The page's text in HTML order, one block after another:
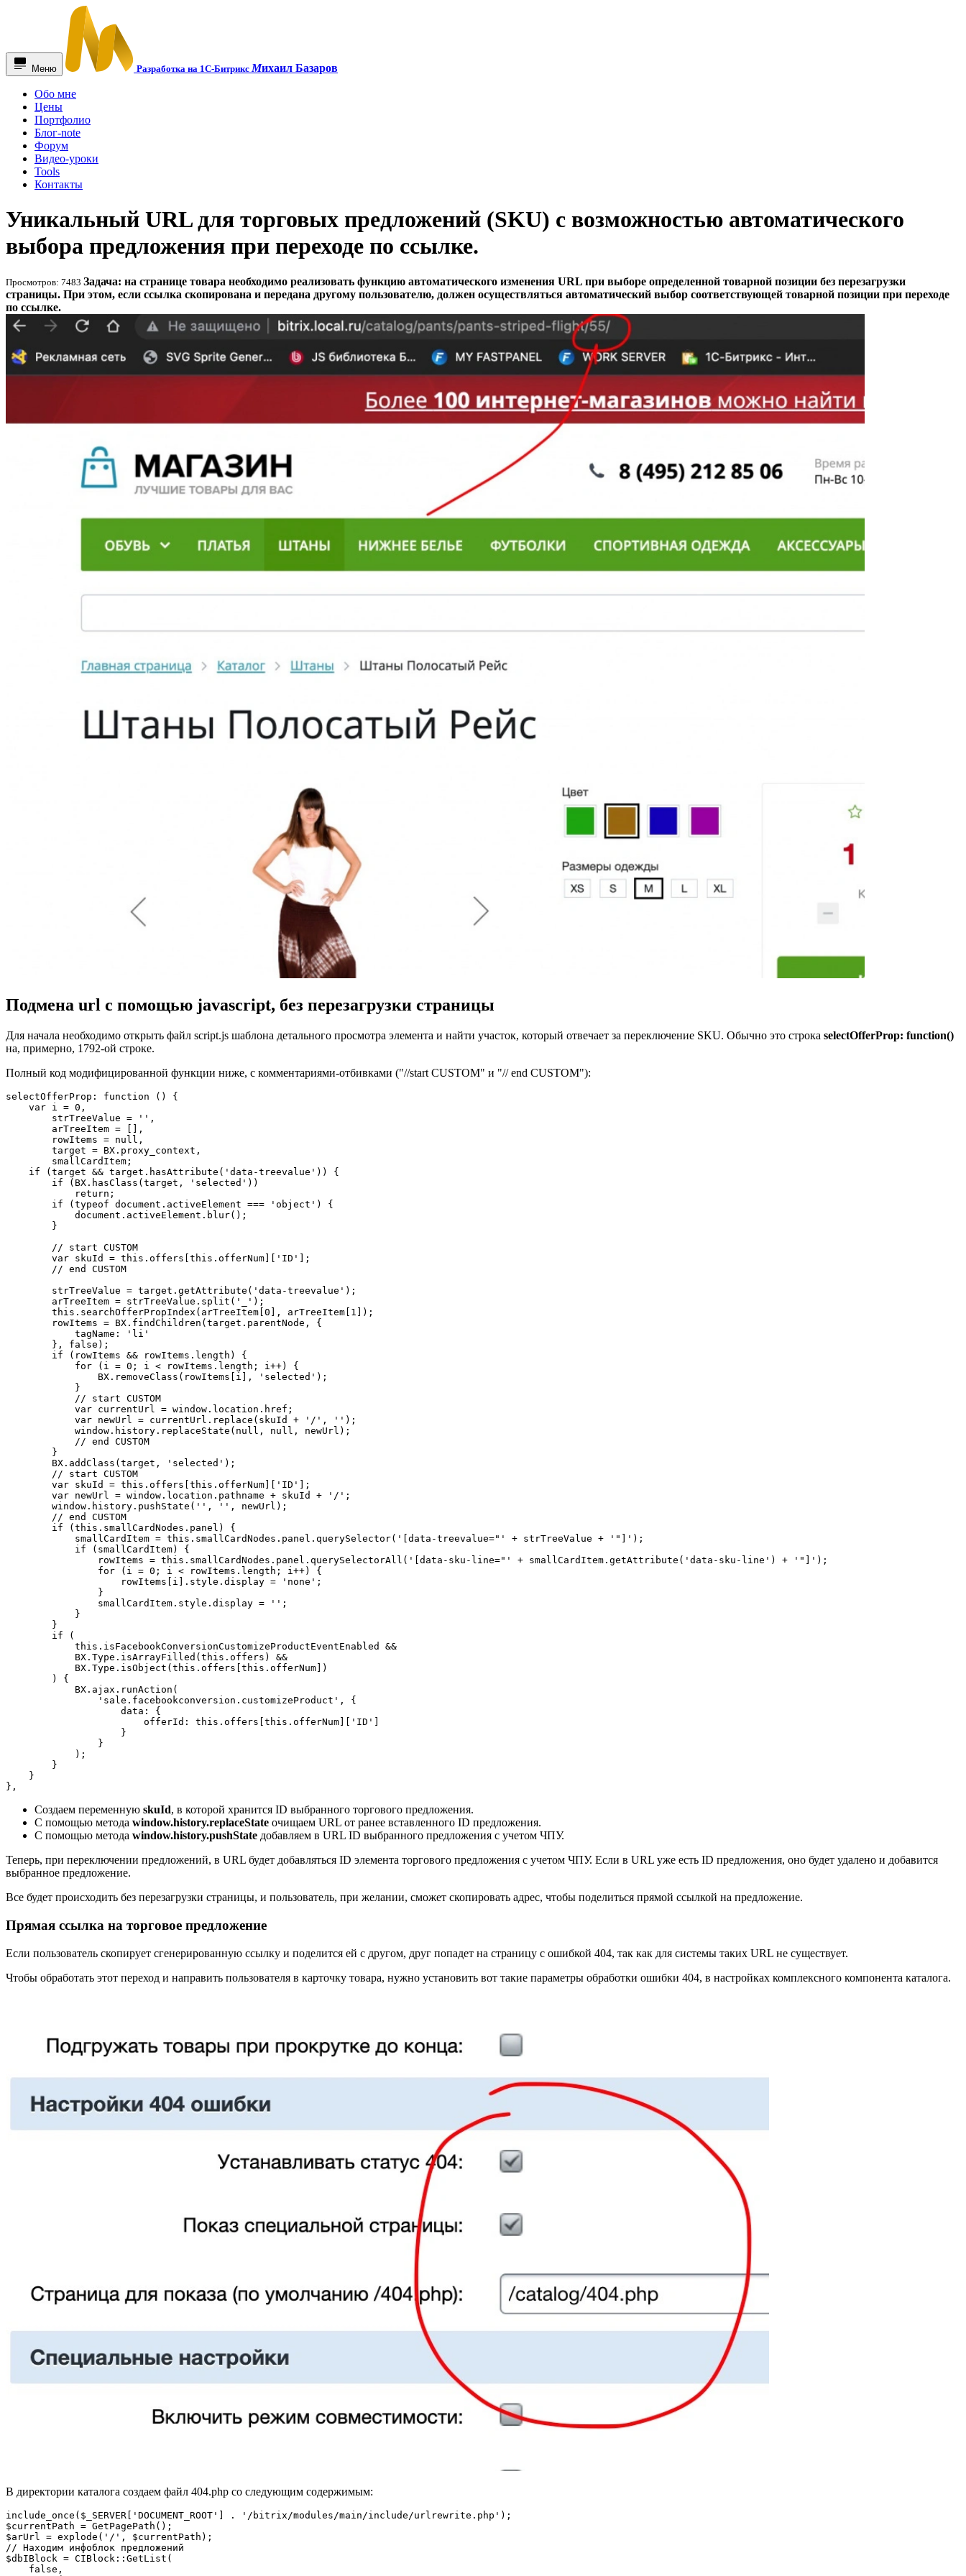
Меню Разработка на 1С-БитриксМихаил Базаров
Обо мне
Цены
Портфолио
Блог-note
Форум
Видео-уроки
Tools
Контакты
Уникальный URL для торговых предложений (SKU) с возможностью автоматического
выбора предложения при переходе по ссылке.
Просмотров: 7483 Задача: на странице товара необходимо реализовать функцию автоматического изменения URL при выборе определенной товарной позиции без перезагрузки
страницы. При этом, если ссылка скопирована и передана другому пользователю, должен осуществляться автоматический выбор соответствующей товарной позиции при переходе
по ссылке.
Подмена url с помощью javascript, без перезагрузки страницы
Для начала необходимо открыть файл script.js шаблона детального просмотра элемента и найти участок, который отвечает за переключение SKU. Обычно это строка selectOfferProp: function()
на, примерно, 1792-ой строке.
Полный код модифицированной функции ниже, с комментариями-отбивками ("//start CUSTOM" и "// end CUSTOM"):
selectOfferProp: function () {
    var i = 0,
        strTreeValue = '',
        arTreeItem = [],
        rowItems = null,
        target = BX.proxy_context,
        smallCardItem;
    if (target && target.hasAttribute('data-treevalue')) {
        if (BX.hasClass(target, 'selected'))
            return;
        if (typeof document.activeElement === 'object') {
            document.activeElement.blur();
        }
        // start CUSTOM
        var skuId = this.offers[this.offerNum]['ID'];
        // end CUSTOM
        strTreeValue = target.getAttribute('data-treevalue');
        arTreeItem = strTreeValue.split('_');
        this.searchOfferPropIndex(arTreeItem[0], arTreeItem[1]);
        rowItems = BX.findChildren(target.parentNode, {
            tagName: 'li'
        }, false);
        if (rowItems && rowItems.length) {
            for (i = 0; i < rowItems.length; i++) {
                BX.removeClass(rowItems[i], 'selected');
            }
            // start CUSTOM
            var currentUrl = window.location.href;
            var newUrl = currentUrl.replace(skuId + '/', '');
            window.history.replaceState(null, null, newUrl);
            // end CUSTOM
        }
        BX.addClass(target, 'selected');
        // start CUSTOM
        var skuId = this.offers[this.offerNum]['ID'];
        var newUrl = window.location.pathname + skuId + '/';
        window.history.pushState('', '', newUrl);
        // end CUSTOM
        if (this.smallCardNodes.panel) {
            smallCardItem = this.smallCardNodes.panel.querySelector('[data-treevalue="' + strTreeValue + '"]');
            if (smallCardItem) {
                rowItems = this.smallCardNodes.panel.querySelectorAll('[data-sku-line="' + smallCardItem.getAttribute('data-sku-line') + '"]');
                for (i = 0; i < rowItems.length; i++) {
                    rowItems[i].style.display = 'none';
                }
                smallCardItem.style.display = '';
            }
        }
        if (
            this.isFacebookConversionCustomizeProductEventEnabled &&
            BX.Type.isArrayFilled(this.offers) &&
            BX.Type.isObject(this.offers[this.offerNum])
        ) {
            BX.ajax.runAction(
                'sale.facebookconversion.customizeProduct', {
                    data: {
                        offerId: this.offers[this.offerNum]['ID']
                    }
                }
            );
        }
    }
},
Создаем переменную skuId, в которой хранится ID выбранного торгового предложения.
С помощью метода window.history.replaceState очищаем URL от ранее вставленного ID предложения.
С помощью метода window.history.pushState добавляем в URL ID выбранного предложения с учетом ЧПУ.
Теперь, при переключении предложений, в URL будет добавляться ID элемента торгового предложения с учетом ЧПУ. Если в URL уже есть ID предложения, оно будет удалено и добавится
выбранное предложение.
Все будет происходить без перезагрузки страницы, и пользователь, при желании, сможет скопировать адрес, чтобы поделиться прямой ссылкой на предложение.
Прямая ссылка на торговое предложение
Если пользователь скопирует сгенерированную ссылку и поделится ей с другом, друг попадет на страницу с ошибкой 404, так как для системы таких URL не существует.
Чтобы обработать этот переход и направить пользователя в карточку товара, нужно установить вот такие параметры обработки ошибки 404, в настройках комплексного компонента каталога.
В директории каталога создаем файл 404.php со следующим содержимым:
include_once($_SERVER['DOCUMENT_ROOT'] . '/bitrix/modules/main/include/urlrewrite.php');
$currentPath = GetPagePath();
$arUrl = explode('/', $currentPath);
// Находим инфоблок предложений
$dbIBlock = CIBlock::GetList(
    false,